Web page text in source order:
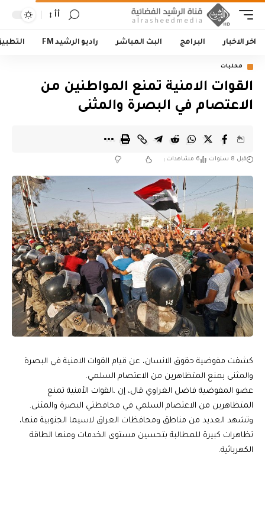
أأ
اخر الاخبار البرامج البث المباشر راديو الرشيد FM
محليات
القوات الامنية تمنع المواطنين من
الاعتصام في البصرة والمثنى
قبل 8 سنوات 6 مشاهدات
كشفت مفوضية حقوق الانسان، عن قيام القوات الامنية في البصرة
والمثنى بمنع المتظاهرين من الاعتصام السلمي.
عضو المفوضية فاضل الغراوي قال، إن ،القوات الأمنية تمنع
المتظاهرين من الاعتصام السلمي في محافظتي البصرة والمثنى.
وتشهد العديد من مناطق ومحافظات العراق لاسيما الجنوبية منها،
تظاهرات كبيرة للمطالبة بتحسين مستوى الخدمات ومنها الطاقة
الكهربائية.